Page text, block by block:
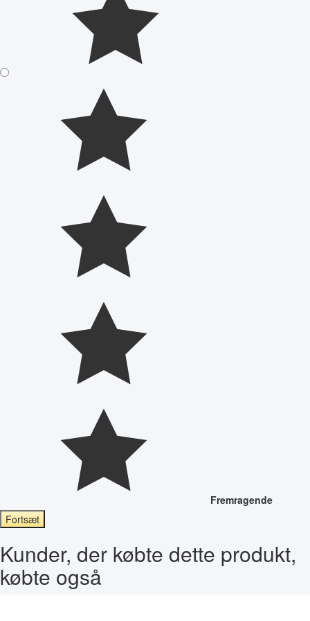
Fremragende
Fortsæt
Kunder, der købte dette produkt,
købte også